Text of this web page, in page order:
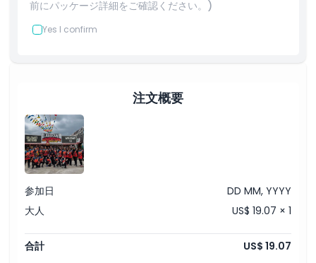
すべての利用可能な設備（シャワー・トイレ付、温水器、キャ
前にパッケージ詳細をご確認ください。)
Yes I confirm
注文概要
参加日
DD MM, YYYY
大人
US$ 19.07 × 1
合計 US$ 19.07